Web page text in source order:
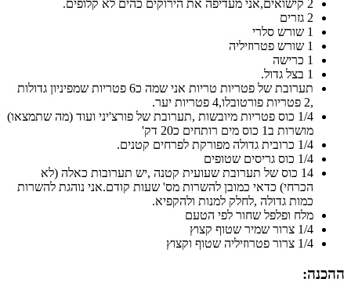
2 קישואים,אני מעדיפה את הירוקים כהים לא קלופים.
2 גזרים
1 שורש סלרי
1 שורש פטרוזיליה
1 כרישה
1 בצל גדול.
תערובת של פטריות טריות אני שמה כ6 פטריות שמפיניון גדולות
,2 פטריות פורטובלו,4 פטריות יער.
1/4 כוס פטריות מיובשות ,תערובת של פורצ'יני ועוד (מה שתמצאו)
מושרות ב1 כוס מים רותחים כ20 דק'
1/4 כרובית גדולה מפורקת לפרחים קטנים.
1/4 כוס גריסים שטופים
14 כוס של תערובת שעועית קטנה ,יש תערובות כאלה (לא
הכרחי) כדאי כמובן להשרות מס' שעות קודם.אני נוהגת להשרות
כמות גדולה ,לחלק למנות ולהקפיא.
מלח ופלפל שחור לפי הטעם
1/4 צרור שמיר שטוף קצוץ
1/4 צרור פטרוזיליה שטוף וקצוץ
ההכנה: